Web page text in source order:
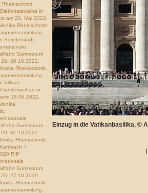
Rheinschmitt
in
am 20. Mai 2023,
Rheinschmitt
Schifferstadt
Summorum
30.10.2022.
Rheinschmitt.
Villmar
in
18.06.2022.
Summorum
31.10.2021.
Rheinschmitt.
+
RIP
Summorum
27.10.2019.
Rheinschmitt.
Einzug in die Vatikanbasilika, ©